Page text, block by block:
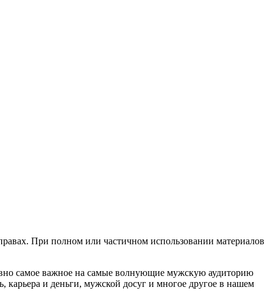
При полном или частичном использовании материалов
самое важное на самые волнующие мужскую аудиторию
и деньги, мужской досуг и многое другое в нашем